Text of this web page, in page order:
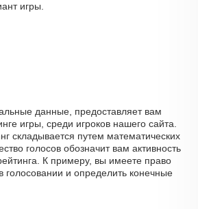
игры.
данные, предоставляет вам
игры, среди игроков нашего сайта.
складывается путем математических
голосов обозначит вам активность
К примеру, вы имеете право
голосовании и определить конечные